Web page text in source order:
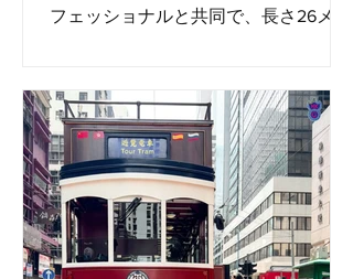
フェッショナルと共同で、長さ26メー
®ブロックジオラマ」というギネス世
界記録™のタイトルに挑戦することを
目指しました。...